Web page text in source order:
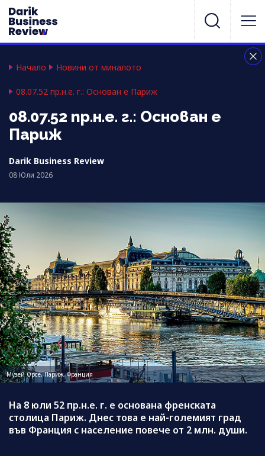
Начало Новини от миналото
08.07.52 пр.н.е. г.: Основан е Париж
Музей Орсе, Париж, Франция
08.07.52 пр.н.е. г.: Основан е
Париж
Darik Business Review
08 Юли 2026
На 8 юли 52 пр.н.е. г. е основана френската
столица Париж. Днес това е най-големият град
във Франция с население повече от 2 млн. души.